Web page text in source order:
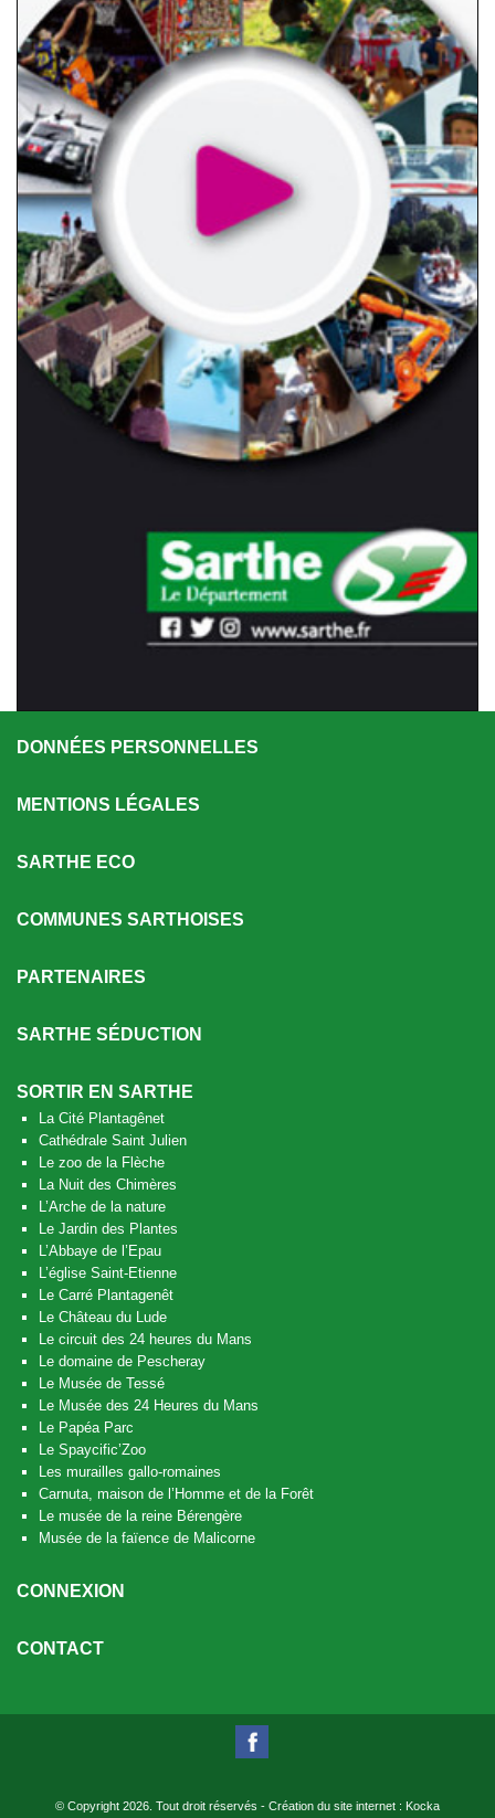
DONNÉES PERSONNELLES
MENTIONS LÉGALES
SARTHE ECO
COMMUNES SARTHOISES
PARTENAIRES
SARTHE SÉDUCTION
SORTIR EN SARTHE
La Cité Plantagênet
Cathédrale Saint Julien
Le zoo de la Flèche
La Nuit des Chimères
L’Arche de la nature
Le Jardin des Plantes
L’Abbaye de l’Epau
L’église Saint-Etienne
Le Carré Plantagenêt
Le Château du Lude
Le circuit des 24 heures du Mans
Le domaine de Pescheray
Le Musée de Tessé
Le Musée des 24 Heures du Mans
Le Papéa Parc
Le Spaycific’Zoo
Les murailles gallo-romaines
Carnuta, maison de l’Homme et de la Forêt
Le musée de la reine Bérengère
Musée de la faïence de Malicorne
CONNEXION
CONTACT
© Copyright 2026 . Tout droit réservés - Création du site internet : Kocka